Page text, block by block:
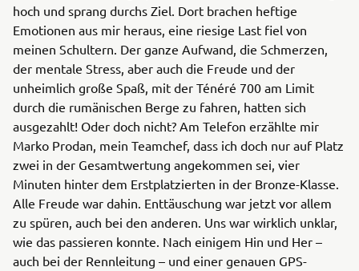
hoch und sprang durchs Ziel. Dort brachen heftige
Emotionen aus mir heraus, eine riesige Last fiel von
meinen Schultern. Der ganze Aufwand, die Schmerzen,
der mentale Stress, aber auch die Freude und der
unheimlich große Spaß, mit der Ténéré 700 am Limit
durch die rumänischen Berge zu fahren, hatten sich
ausgezahlt! Oder doch nicht? Am Telefon erzählte mir
Marko Prodan, mein Teamchef, dass ich doch nur auf Platz
zwei in der Gesamtwertung angekommen sei, vier
Minuten hinter dem Erstplatzierten in der Bronze-Klasse.
Alle Freude war dahin. Enttäuschung war jetzt vor allem
zu spüren, auch bei den anderen. Uns war wirklich unklar,
wie das passieren konnte. Nach einigem Hin und Her –
auch bei der Rennleitung – und einer genauen GPS-